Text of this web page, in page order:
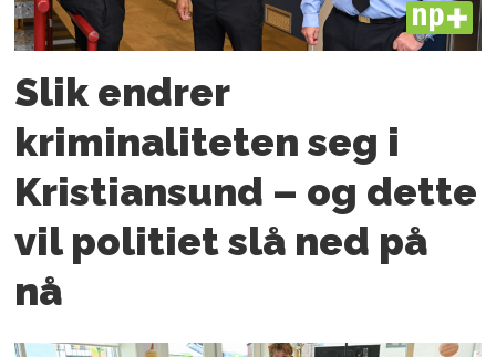
PLUS
Slik endrer
kriminaliteten seg i
Kristiansund – og dette
vil politiet slå ned på
nå